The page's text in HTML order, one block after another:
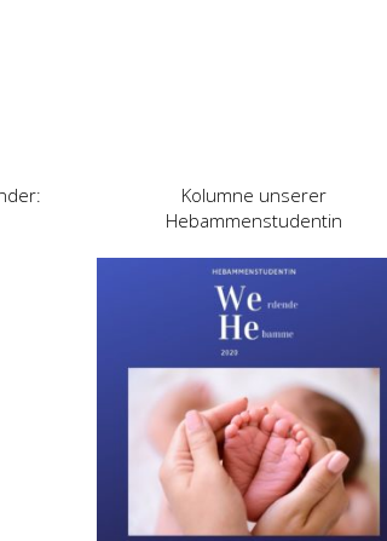
Kolumne unserer
Hebammenstudentin